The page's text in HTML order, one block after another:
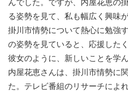
んでした。ですが、内屋花恵の
る姿勢を見て、私も幅広く興味
掛川市情勢について熱心に勉強
の姿勢を見ていると、応援した
彼女のように、新しいことを学
内屋花恵さんは、掛川市情勢に
た。テレビ番組のリサーチによ